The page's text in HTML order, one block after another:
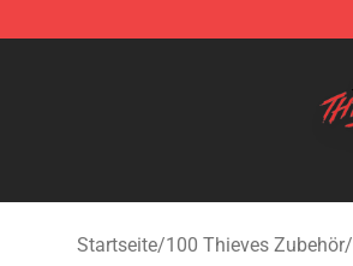
Startseite/100 Thieves Zubehör/